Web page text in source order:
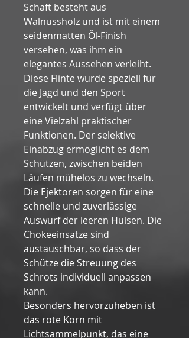
Schaft besteht aus
Walnussholz und ist mit einem
seidenmatten Öl-Finish
versehen, was ihm ein
elegantes Aussehen verleiht.
Diese Flinte wurde speziell für
die Jagd und den Sport
entwickelt und verfügt über
eine Vielzahl praktischer
Funktionen. Der selektive
Einabzug ermöglicht es dem
Schützen, zwischen beiden
Läufen mühelos zu wechseln.
Die Ejektoren sorgen für eine
schnelle und zuverlässige
Auswurf der leeren Hülsen. Die
Chokeeinsätze sind
austauschbar, so dass der
Schütze die Streuung des
Schrots individuell anpassen
kann.
Besonders hervorzuheben ist
das rote Korn mit
Lichtsammelpunkt, das eine